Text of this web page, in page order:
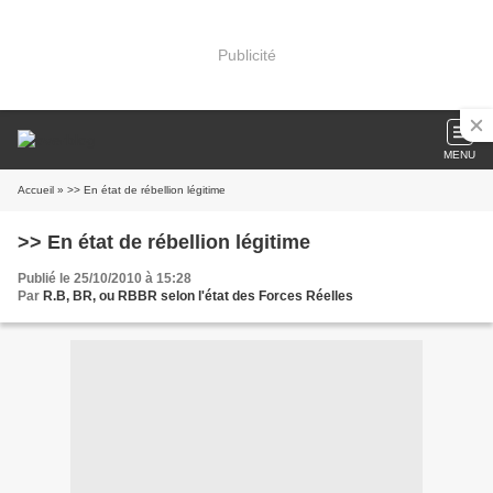
Publicité
MENU
Accueil » >> En état de rébellion légitime
>> En état de rébellion légitime
Publié le 25/10/2010 à 15:28
Par R.B, BR, ou RBBR selon l'état des Forces Réelles